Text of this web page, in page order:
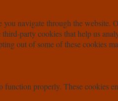
navigate through the website.
party cookies that help us
out of some of these cookies
function properly. These cookies